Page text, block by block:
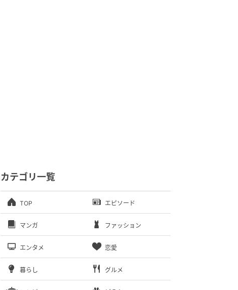
カテゴリ一覧
TOP エピソード
マンガ ファッション
エンタメ 恋愛
暮らし グルメ